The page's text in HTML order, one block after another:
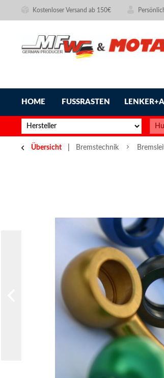
Kostenloser Versand ab 150€
HOME FUSSRASTEN
Übersicht Bremstechnik